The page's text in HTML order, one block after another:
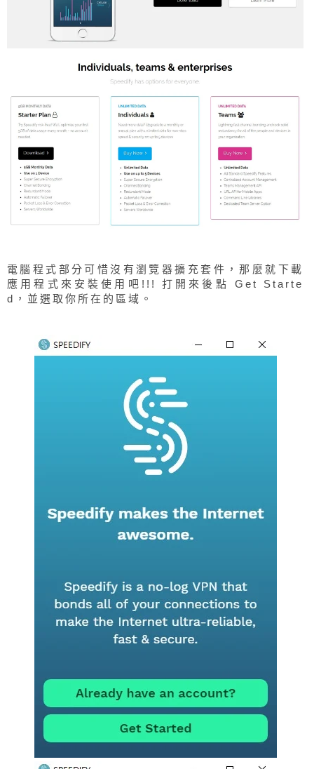
電腦程式部分可惜沒有瀏覽器擴充套件，那麼就下載
應用程式來安裝使用吧!!! 打開來後點 Get Starte
d，並選取你所在的區域。